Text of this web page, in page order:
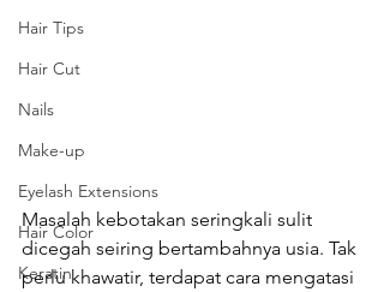
Hair Tips
Hair Cut
Nails
Make-up
Eyelash Extensions
Hair Color
Keratin
Masalah kebotakan seringkali sulit
dicegah seiring bertambahnya usia. Tak
perlu khawatir, terdapat cara mengatasi